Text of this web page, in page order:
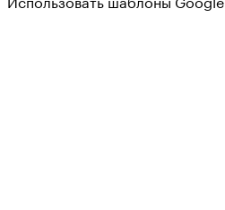
Использовать шаблоны